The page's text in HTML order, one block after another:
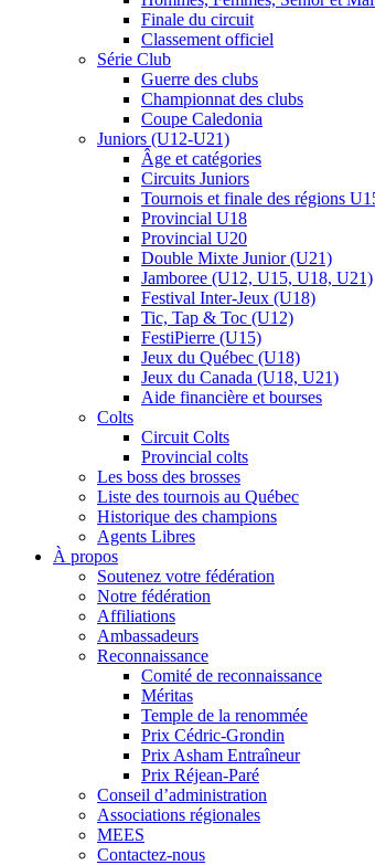
Finale du circuit
Classement officiel
Série Club
Guerre des clubs
Championnat des clubs
Coupe Caledonia
Juniors (U12-U21)
Âge et catégories
Circuits Juniors
Tournois et finale des régions
Provincial U18
Provincial U20
Double Mixte Junior (U21)
Jamboree (U12, U15, U18, U21)
Festival Inter-Jeux (U18)
Tic, Tap & Toc (U12)
FestiPierre (U15)
Jeux du Québec (U18)
Jeux du Canada (U18, U21)
Aide financière et bourses
Colts
Circuit Colts
Provincial colts
Les boss des brosses
Liste des tournois au Québec
Historique des champions
Agents Libres
À propos
Soutenez votre fédération
Notre fédération
Affiliations
Ambassadeurs
Reconnaissance
Comité de reconnaissance
Méritas
Temple de la renommée
Prix Cédric-Grondin
Prix Asham Entraîneur
Prix Réjean-Paré
Conseil d’administration
Associations régionales
MEES
Contactez-nous